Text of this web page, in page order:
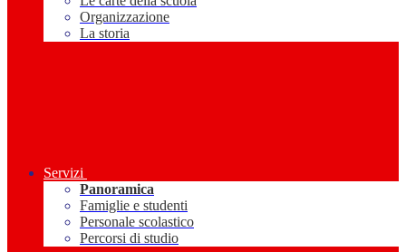
Organizzazione
La storia
Servizi
Panoramica
Famiglie e studenti
Personale scolastico
Percorsi di studio